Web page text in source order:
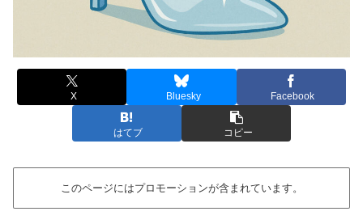
X Bluesky Facebook
はてブ コピー
このページにはプロモーションが含まれています。